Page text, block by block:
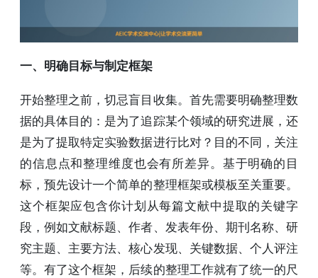
一、明确目标与制定框架
开始整理之前，切忌盲目收集。首先需要明确整理数
据的具体目的：是为了追踪某个领域的研究进展，还
是为了提取特定实验数据进行比对？目的不同，关注
的信息点和整理维度也会有所差异。基于明确的目
标，预先设计一个简单的整理框架或模板至关重要。
这个框架应包含你计划从每篇文献中提取的关键字
段，例如文献标题、作者、发表年份、期刊名称、研
究主题、主要方法、核心发现、关键数据、个人评注
等。有了这个框架，后续的整理工作就有了统一的尺